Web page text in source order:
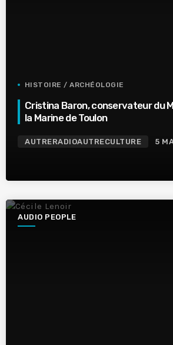
HISTOIRE / ARCHÉOLOGIE
Cristina Baron, conservateur du
la Marine de Toulon
AUTRERADIOAUTRECULTURE 5
AUDIO PEOPLE